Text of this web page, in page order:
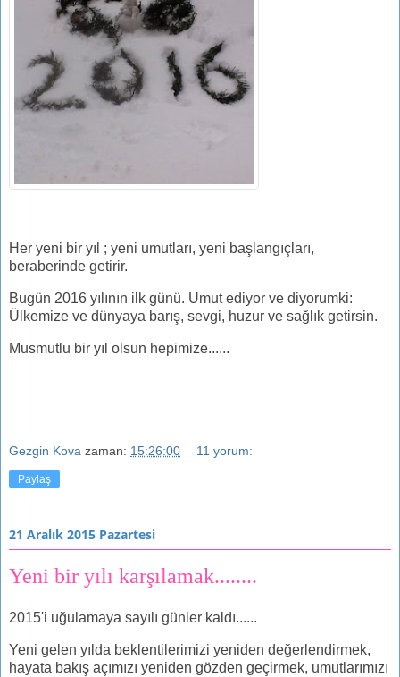
Her yeni bir yıl ; yeni umutları, yeni başlangıçları,
beraberinde getirir.
Bugün 2016 yılının ilk günü. Umut ediyor ve diyorumki:
Ülkemize ve dünyaya barış, sevgi, huzur ve sağlık getirsin.
Musmutlu bir yıl olsun hepimize......
Gezgin Kova zaman: 15:26:00 11 yorum:
Paylaş
21 Aralık 2015 Pazartesi
Yeni bir yılı karşılamak........
2015'i uğulamaya sayılı günler kaldı......
Yeni gelen yılda beklentilerimizi yeniden değerlendirmek,
hayata bakış açımızı yeniden gözden geçirmek, umutlarımızı